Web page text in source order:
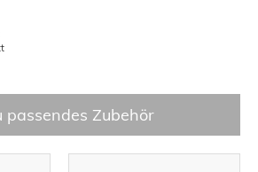
passendes Zubehör